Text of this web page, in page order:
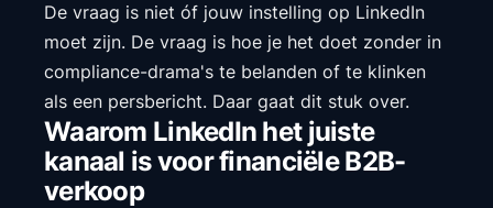
De vraag is niet óf jouw instelling op LinkedIn
moet zijn. De vraag is hoe je het doet zonder in
compliance-drama's te belanden of te klinken
als een persbericht. Daar gaat dit stuk over.
Waarom LinkedIn het juiste
kanaal is voor financiële B2B-
verkoop